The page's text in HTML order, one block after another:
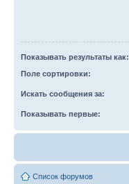
Показывать результаты как:
Поле сортировки:
Искать сообщения за:
Показывать первые:
Список форумов